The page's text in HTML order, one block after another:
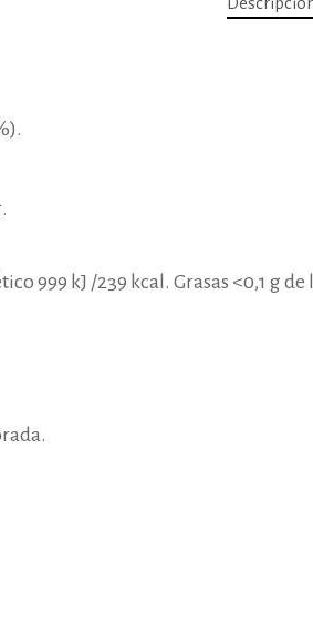
999 kJ /239 kcal. Grasas <0,1 g